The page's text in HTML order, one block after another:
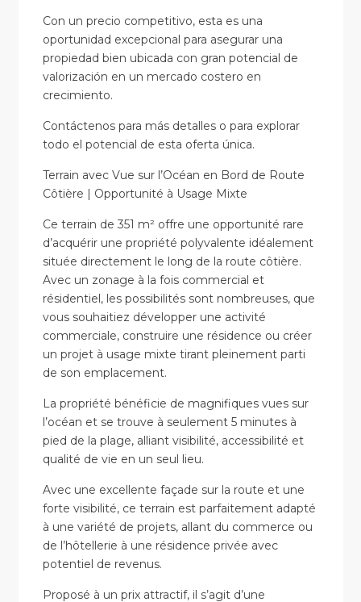
Con un precio competitivo, esta es una
oportunidad excepcional para asegurar una
propiedad bien ubicada con gran potencial de
valorización en un mercado costero en
crecimiento.
Contáctenos para más detalles o para explorar
todo el potencial de esta oferta única.
Terrain avec Vue sur l’Océan en Bord de Route
Côtière | Opportunité à Usage Mixte
Ce terrain de 351 m² offre une opportunité rare
d’acquérir une propriété polyvalente idéalement
située directement le long de la route côtière.
Avec un zonage à la fois commercial et
résidentiel, les possibilités sont nombreuses, que
vous souhaitiez développer une activité
commerciale, construire une résidence ou créer
un projet à usage mixte tirant pleinement parti
de son emplacement.
La propriété bénéficie de magnifiques vues sur
l’océan et se trouve à seulement 5 minutes à
pied de la plage, alliant visibilité, accessibilité et
qualité de vie en un seul lieu.
Avec une excellente façade sur la route et une
forte visibilité, ce terrain est parfaitement adapté
à une variété de projets, allant du commerce ou
de l’hôtellerie à une résidence privée avec
potentiel de revenus.
Proposé à un prix attractif, il s’agit d’une